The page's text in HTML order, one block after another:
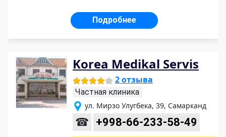
Подробнее
Korea Medikal Servis
2 отзыва
Частная клиника
ул. Мирзо Улугбека, 39, Самарканд
☎ +998-66-233-58-49